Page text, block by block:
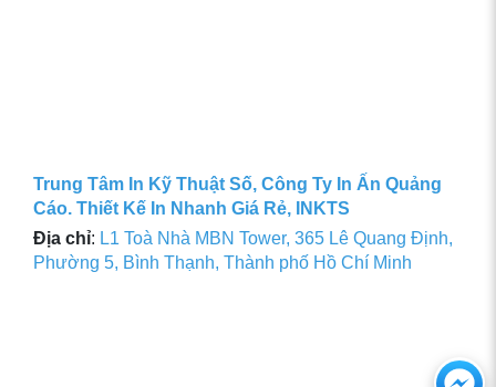
Trung Tâm In Kỹ Thuật Số, Công Ty In Ấn Quảng
Cáo. Thiết Kế In Nhanh Giá Rẻ, INKTS
Địa chỉ: L1 Toà Nhà MBN Tower, 365 Lê Quang Định,
Phường 5, Bình Thạnh, Thành phố Hồ Chí Minh